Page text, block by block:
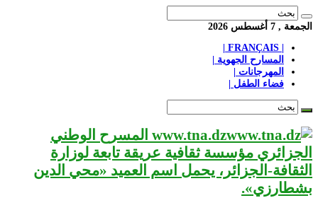
الجمعة , 7 أغسطس 2026
المسارح الجهوية |
المهرجانات |
فضاء الطفل |
www.tna.dz المسرح الوطني
الجزائري مؤسسة ثقافية عريقة تابعة لوزارة
الثقافة-الجزائر، يحمل اسم العميد «محي الدين
بشطارزي».